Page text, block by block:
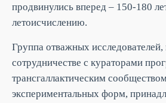
продвинулись вперед – 150-180
летоисчислению.
Группа отважных исследователей,
сотрудничестве с кураторами
трансгаллактическим
экспериментальных форм,